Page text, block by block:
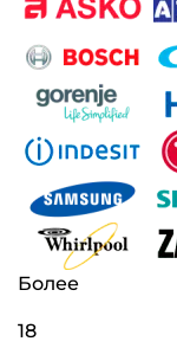
Более
18